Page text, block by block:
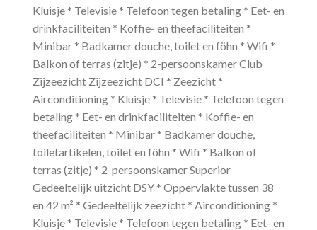
Kluisje * Televisie * Telefoon tegen betaling * Eet- en
drinkfaciliteiten * Koffie- en theefaciliteiten *
Minibar * Badkamer douche, toilet en föhn * Wifi *
Balkon of terras (zitje) * 2-persoonskamer Club
Zijzeezicht Zijzeezicht DCI * Zeezicht *
Airconditioning * Kluisje * Televisie * Telefoon tegen
betaling * Eet- en drinkfaciliteiten * Koffie- en
theefaciliteiten * Minibar * Badkamer douche,
toiletartikelen, toilet en föhn * Wifi * Balkon of
terras (zitje) * 2-persoonskamer Superior
Gedeeltelijk uitzicht DSY * Oppervlakte tussen 38
en 42 m² * Gedeeltelijk zeezicht * Airconditioning *
Kluisje * Televisie * Telefoon tegen betaling * Eet- en